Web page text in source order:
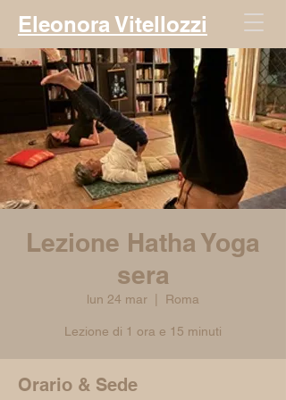
Eleonora Vitellozzi
Lezione Hatha Yoga
sera
lun 24 mar Roma
Lezione di 1 ora e 15 minuti
Orario & Sede